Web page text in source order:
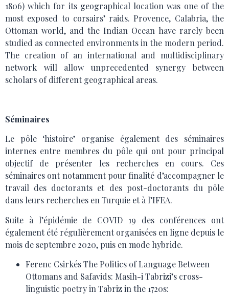
1806) which for its geographical location was one of the
most exposed to corsairs’ raids. Provence, Calabria, the
Ottoman world, and the Indian Ocean have rarely been
studied as connected environments in the modern period.
The creation of an international and multidisciplinary
network will allow unprecedented synergy between
scholars of different geographical areas.
Séminaires
Le pôle ‘histoire’ organise également des séminaires
internes entre membres du pôle qui ont pour principal
objectif de présenter les recherches en cours. Ces
séminaires ont notamment pour finalité d’accompagner le
travail des doctorants et des post-doctorants du pôle
dans leurs recherches en Turquie et à l’IFEA.
Suite à l’épidémie de COVID 19 des conférences ont
également été régulièrement organisées en ligne depuis le
mois de septembre 2020, puis en mode hybride.
Ferenc Csirkés The Politics of Language Between
Ottomans and Safavids: Masih-i Tabrizi’s cross-
linguistic poetry in Tabriz in the 1720s: